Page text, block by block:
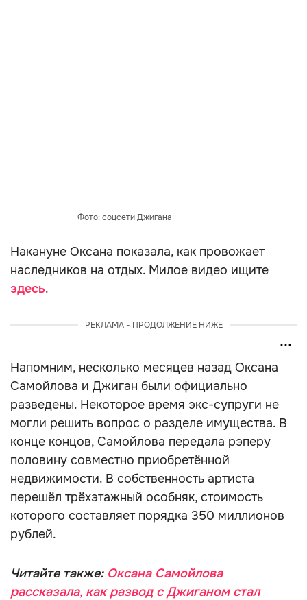
Фото: соцсети Джигана
Накануне Оксана показала, как провожает
наследников на отдых. Милое видео ищите
здесь.
РЕКЛАМА - ПРОДОЛЖЕНИЕ НИЖЕ
Напомним, несколько месяцев назад Оксана
Самойлова и Джиган были официально
разведены. Некоторое время экс-супруги не
могли решить вопрос о разделе имущества. В
конце концов, Самойлова передала рэперу
половину совместно приобретённой
недвижимости. В собственность артиста
перешёл трёхэтажный особняк, стоимость
которого составляет порядка 350 миллионов
рублей.
Читайте также:Оксана Самойлова
рассказала, как развод с Джиганом стал